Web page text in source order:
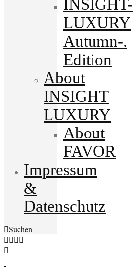
INSIGHT-
LUXURY
Autumn-.
Edition
About
INSIGHT
LUXURY
About
FAVOR
Impressum
&
Datenschutz
Suchen